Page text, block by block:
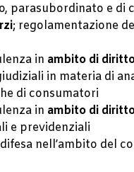
parasubordinato e di
; regolamentazione
in ambito di
in materia di
di consumatori
in ambito di
e previdenziali
nell’ambito del